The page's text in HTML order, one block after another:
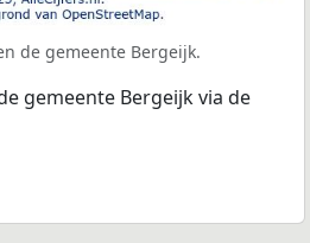
de gemeente Bergeijk.
gemeente Bergeijk via de